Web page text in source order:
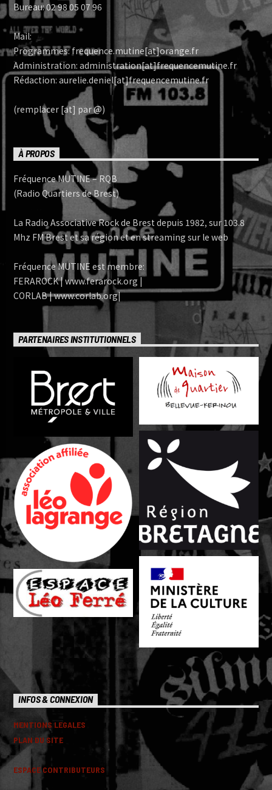
Bureau: 02 98 05 07 96
Mail:
Programmes: frequence.mutine[at]orange.fr
Administration: administration[at]frequencemutine.fr
Rédaction: aurelie.deniel[at]frequencemutine.fr
(remplacer [at] par @)
À PROPOS
Fréquence MUTINE – RQB
(Radio Quartiers de Brest)
La Radio Associative Rock de Brest depuis 1982, sur 103.8
Mhz FM Brest et sa région et en streaming sur le web
Fréquence MUTINE est membre:
FERAROCK | www.ferarock.org |
CORLAB | www.corlab.org|
PARTENAIRES INSTITUTIONNELS
INFOS & CONNEXION
MENTIONS LEGALES
PLAN DU SITE
ESPACE CONTRIBUTEURS